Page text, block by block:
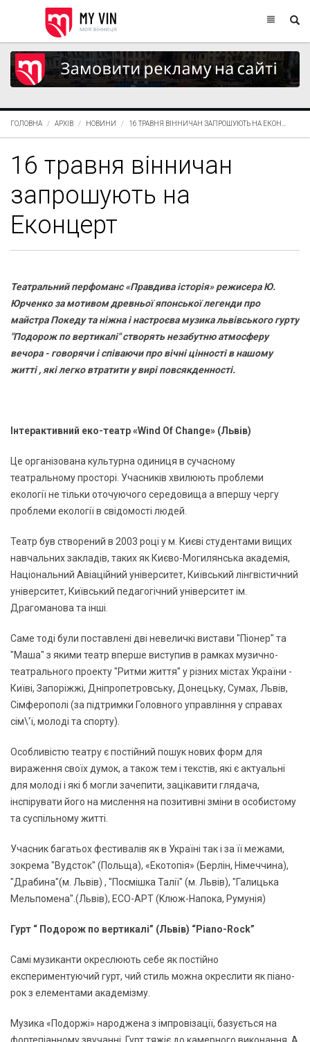
ГОЛОВНА АРХІВ НОВИНИ 16 ТРАВНЯ ВІННИЧАН ЗАПРОШУЮТЬ НА ЕКОН...
16 травня вінничан
запрошують на
Еконцерт
Театральний перфоманс «Правдива історія» режисера Ю.
Юрченко за мотивом древньої японської легенди про
майстра Покеду та ніжна і настроєва музика львівського гурту
"Подорож по вертикалі" створять незабутню атмосферу
вечора - говорячи і співаючи про вічні цінності в нашому
житті , які легко втратити у вирі повсякденності.
Інтерактивний еко-театр «Wind Of Change» (Львів)
Це організована культурна одиниця в сучасному
театральному просторі. Учасників хвилюють проблеми
екології не тільки оточуючого середовища а впершу чергу
проблеми екології в свідомості людей.
Театр був створений в 2003 році у м. Києві студентами вищих
навчальних закладів, таких як Києво-Могилянська академія,
Національний Авіаційний університет, Київський лінгвістичний
університет, Київський педагогічний університет ім.
Драгоманова та інші.
Саме тоді були поставлені дві невеличкі вистави "Піонер" та
"Маша" з якими театр вперше виступив в рамках музично-
театрального проекту "Ритми життя" у різних містах України -
Київі, Запоріжжі, Дніпропетровську, Донецьку, Сумах, Львів,
Сімферополі (за підтримки Головного управління у справах
сім\'ї, молоді та спорту).
Особливістю театру є постійний пошук нових форм для
вираження своїх думок, а також тем і текстів, які є актуальні
для молоді і які б могли зачепити, зацікавити глядача,
інспірувати його на мислення на позитивні зміни в особистому
та суспільному житті.
Учасник багатьох фестивалів як в Україні так і за її межами,
зокрема "Вудсток" (Польща), «Екотопія» (Берлін, Німеччина),
"Драбина"(м. Львів) , "Посмішка Талії" (м. Львів), "Галицька
Мельпомена".(Львів), EСО-AРТ (Kлюж-Напока, Румунія)
Гурт “ Подорож по вертикалі” (Львів) “Piano-Rock”
Самі музиканти окреслюють себе як постійно
експериментуючий гурт, чий стиль можна окреслити як піано-
рок з елементами академізму.
Музика «Подоржі» народжена з імпровізації, базується на
фортепіанному звучанні. Гурт тяжіє до камерного виконання. А